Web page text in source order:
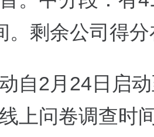
。剩余公司得分
自2月24日启
上问卷调查时